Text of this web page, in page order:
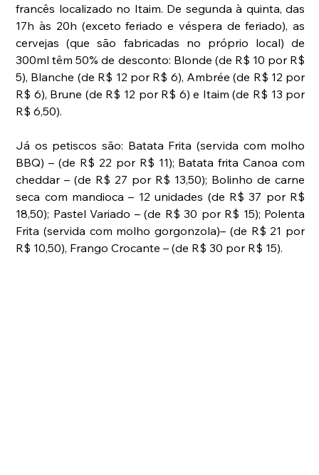
francês localizado no Itaim. De segunda à quinta, das
17h às 20h (exceto feriado e véspera de feriado), as
cervejas (que são fabricadas no próprio local) de
300ml têm 50% de desconto: Blonde (de R$ 10 por R$
5), Blanche (de R$ 12 por R$ 6), Ambrée (de R$ 12 por
R$ 6), Brune (de R$ 12 por R$ 6) e Itaim (de R$ 13 por
R$ 6,50).
Já os petiscos são: Batata Frita (servida com molho
BBQ) – (de R$ 22 por R$ 11); Batata frita Canoa com
cheddar – (de R$ 27 por R$ 13,50); Bolinho de carne
seca com mandioca – 12 unidades (de R$ 37 por R$
18,50); Pastel Variado – (de R$ 30 por R$ 15); Polenta
Frita (servida com molho gorgonzola)– (de R$ 21 por
R$ 10,50), Frango Crocante – (de R$ 30 por R$ 15).